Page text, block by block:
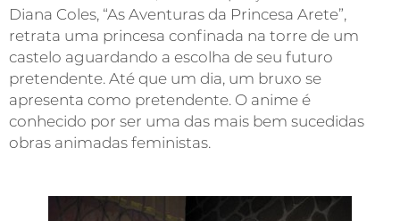
Diana Coles, “As Aventuras da Princesa Arete”,
retrata uma princesa confinada na torre de um
castelo aguardando a escolha de seu futuro
pretendente. Até que um dia, um bruxo se
apresenta como pretendente. O anime é
conhecido por ser uma das mais bem sucedidas
obras animadas feministas.